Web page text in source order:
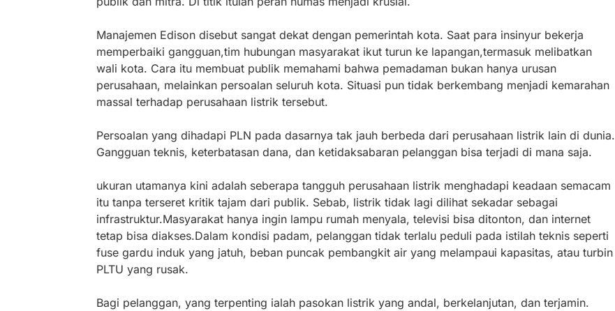
Manajemen Edison disebut sangat dekat dengan pemerintah kota. Saat para insinyur bekerja
memperbaiki gangguan,tim hubungan masyarakat ikut turun ke lapangan,termasuk melibatkan
wali kota. Cara itu membuat publik memahami bahwa pemadaman bukan hanya urusan
perusahaan, melainkan persoalan seluruh kota. Situasi pun tidak berkembang menjadi kemarahan
massal terhadap perusahaan listrik tersebut.
Persoalan yang dihadapi PLN pada dasarnya tak jauh berbeda dari perusahaan listrik lain di dunia.
Gangguan teknis, keterbatasan dana, dan ketidaksabaran pelanggan bisa terjadi di mana saja.
ukuran utamanya kini adalah seberapa tangguh perusahaan listrik menghadapi keadaan semacam
itu tanpa terseret kritik tajam dari publik. Sebab, listrik tidak lagi dilihat sekadar sebagai
infrastruktur.Masyarakat hanya ingin lampu rumah menyala, televisi bisa ditonton, dan internet
tetap bisa diakses.Dalam kondisi padam, pelanggan tidak terlalu peduli pada istilah teknis seperti
fuse gardu induk yang jatuh, beban puncak pembangkit air yang melampaui kapasitas, atau turbin
PLTU yang rusak.
Bagi pelanggan, yang terpenting ialah pasokan listrik yang andal, berkelanjutan, dan terjamin.